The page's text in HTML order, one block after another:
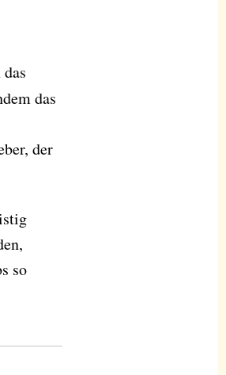
das
der
so